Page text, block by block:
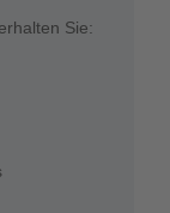
erhalten Sie: